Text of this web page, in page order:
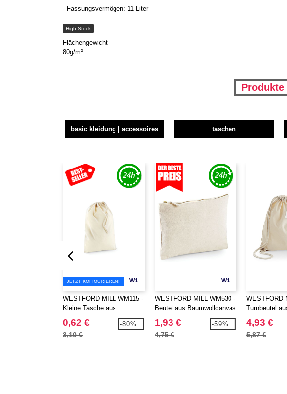
- Fassungsvermögen: 11 Liter
High Stock
Flächengewicht
80g/m²
basic kleidung | accessoires taschen
W1
JETZT KOFIGURIEREN!
WESTFORD MILL WM115 -
Kleine Tasche aus
Baumwolle
0,62 €
3,10 €
-80%
W1
WESTFORD MILL WM530 -
Beutel aus Baumwollcanvas
1,93 €
4,75 €
-59%
WESTFORD
Turnbeutel
Baumwolle
4,93 €
5,87 €